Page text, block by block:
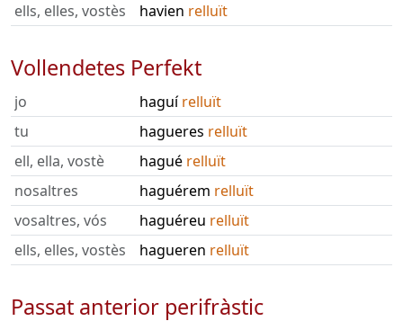
ells, elles, vostès
havien relluït
Vollendetes Perfekt
jo haguírelluït
tu
hagueres relluït
ell, ella, vostè
hagué relluït
nosaltres
haguérem relluït
vosaltres, vós
haguéreu relluït
ells, elles, vostès
hagueren relluït
Passat anterior perifràstic